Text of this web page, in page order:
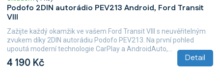
Podofo 2DIN autorádio PEV213 Android, Ford Transit
VIII
4 190 Kč Detail
Zažijte každý okamžik ve vašem Ford Transit VIII s neuvěřitelným
zvukem díky 2DIN autorádiu Podofo PEV213. Na první pohled
upoutá moderní technologie CarPlay a AndroidAuto,...